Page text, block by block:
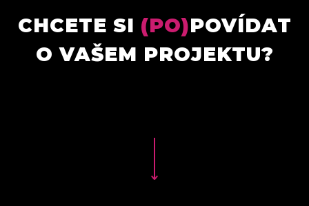
CHCETE SI (PO)POVÍDAT
O VAŠEM PROJEKTU?